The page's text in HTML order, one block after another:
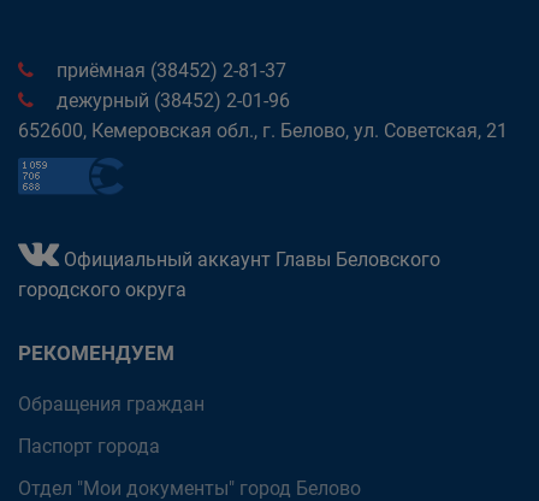
приёмная (38452) 2-81-37
дежурный (38452) 2-01-96
652600, Кемеровская обл., г. Белово, ул. Советская, 21
Официальный аккаунт Главы Беловского
городского округа
РЕКОМЕНДУЕМ
Обращения граждан
Паспорт города
Отдел "Мои документы" город Белово